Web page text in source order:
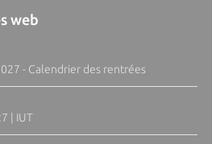
web
- Calendrier des rentrées
| IUT